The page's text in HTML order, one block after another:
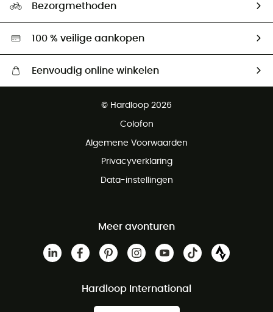
Bezorgmethoden
100 % veilige aankopen
Eenvoudig online winkelen
Gratis retourneren binnen 100 dagen
© Hardloop 2026
Colofon
Algemene Voorwaarden
Privacyverklaring
Data-instellingen
Meer avonturen
Hardloop International